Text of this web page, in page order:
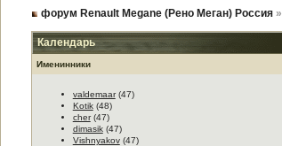
форум Renault Megane (Рено Меган) Россия»
Календарь
Именинники
valdemaar(47)
Kotik(48)
cher(47)
dimasik(47)
Vishnyakov(47)